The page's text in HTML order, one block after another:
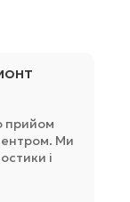
прийом
Ми
і